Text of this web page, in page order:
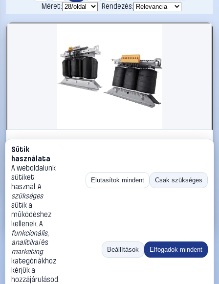
Méret:
Rendezés:
BLOCK AT3 15-58/60-4 Energiatakarékos
transzformátor 3 x 575 V/AC, 600 V/AC 3 x 400 V/AC
15000 VA
BLOCK Hálózati transzformátorok
335 990 Ft
Kosárba
«
Ugrás:
Méret:
Rendezés:
©2026
ÁSZF
Sütik
használata
A weboldalunk
sütiket
használ. A
szükséges
sütik a
működéshez
kellenek. A
funkcionális,
analitikaiés
marketing
kategóriákhoz
kérjük a
hozzájárulásod.
Elutasítok mindent Csak szükséges
Beállítások Elfogadok mindent